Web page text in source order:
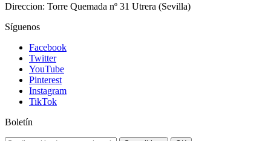
Direccion: Torre Quemada nº 31 Utrera (Sevilla)
Síguenos
Facebook
Twitter
YouTube
Pinterest
Instagram
TikTok
Boletín